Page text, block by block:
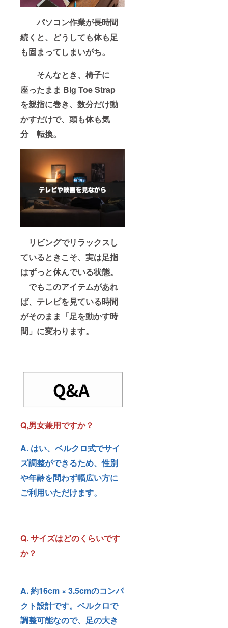
パソコン作業が長時間
続くと、どうしても体も足
も固まってしまいがち。
そんなとき、椅子に
座ったまま Big Toe Strap
を親指に巻き、数分だけ動
かすだけで、頭も体も気
分 転換。
リビングでリラックスし
ているときこそ、実は足指
はずっと休んでいる状態。
でもこのアイテムがあれ
ば、テレビを見ている時間
がそのまま「足を動かす時
間」に変わります。
Q,男女兼用ですか？
A. はい、ベルクロ式でサイ
ズ調整ができるため、性別
や年齢を問わず幅広い方に
ご利用いただけます。
Q. サイズはどのくらいです
か？
A. 約16cm × 3.5cmのコンパ
クト設計です。ベルクロで
調整可能なので、足の大き